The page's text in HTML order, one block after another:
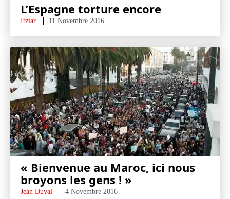
L’Espagne torture encore
Itziar 11 Novembre 2016
« Bienvenue au Maroc, ici nous
broyons les gens ! »
Jean Duval 4 Novembre 2016